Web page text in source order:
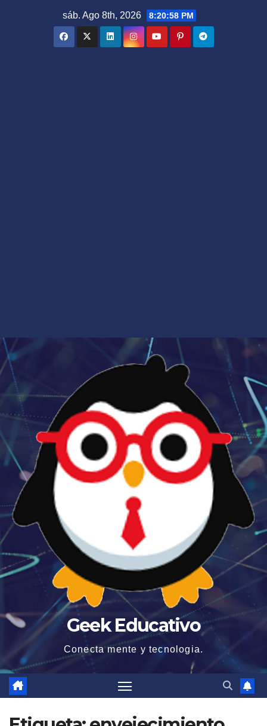
sáb. Ago 8th, 2026 8:20:59 PM
Geek Educativo
Conecta mente y tecnologia.